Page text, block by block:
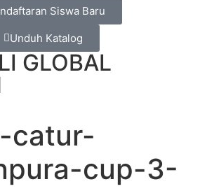
Siswa Baru
Unduh Katalog
GLOBAL
catur-
cup-3-